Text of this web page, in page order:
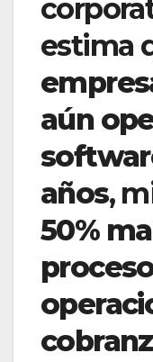
estima
aún
años,
50%